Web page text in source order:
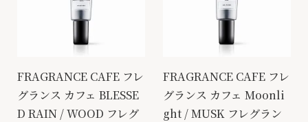
FRAGRANCE CAFE フレ
グランス カフェ BLESSE
D RAIN / WOOD フレグ
FRAGRANCE CAFE フレ
グランス カフェ Moonli
ght / MUSK フレグラン